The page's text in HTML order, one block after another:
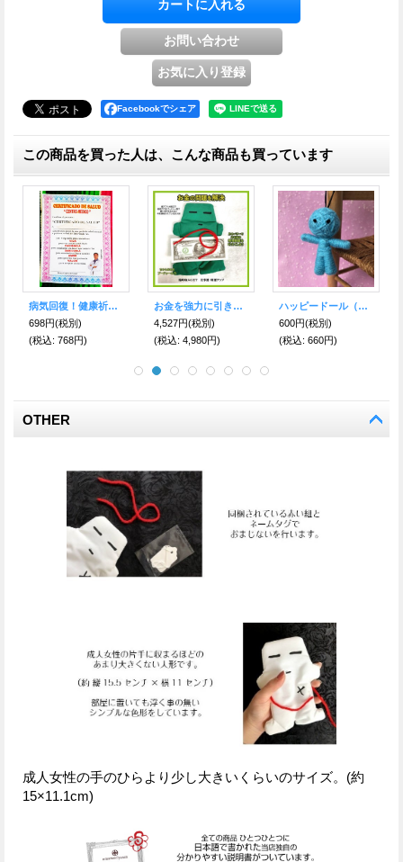
Facebookでシェア
この商品を買った人は、こんな商品も買っています
病気回復！健康祈願！ミニチュア健康証明書■エケコ人形用小物＜健康になりたい方へ＞
698円(税別)
(税込: 768円)
お金を強力に引き寄せ！ブードゥー人形 緑
4,527円(税別)
(税込: 4,980円)
ハッピードール（ブドゥー人形）スカイブルーB（病気回復・健康運アップのお守り）
600円(税別)
(税込: 660円)
OTHER
成人女性の手のひらより少し大きいくらいのサイズ。(約
15×11.1cm)